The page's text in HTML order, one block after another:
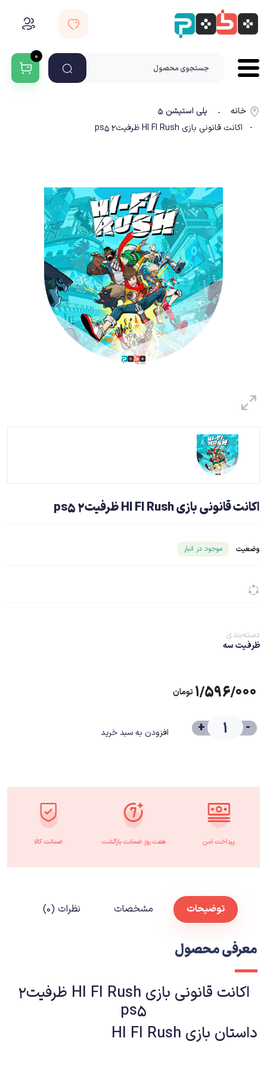
۰
خانه -
پلی استیشن ۵
- اکانت قانونی بازی HI FI Rush ظرفیت2 ps5
اکانت قانونی بازی HI FI Rush ظرفیت2 ps5
وضعیت موجود در انبارشناسه محصول ۲۰۱۴۳
دسته‌بندی
ظرفیت سه
۱/۵۹۶/۰۰۰ تومان
-
+ افزودن به سبد خرید
پرداخت امن هفت روز ضمانت بازگشت ضمانت کالا
توضیحات مشخصات نظرات (۰)
معرفی محصول
اکانت قانونی بازی HI FI Rush ظرفیت2
ps5
داستان بازی HI FI Rush